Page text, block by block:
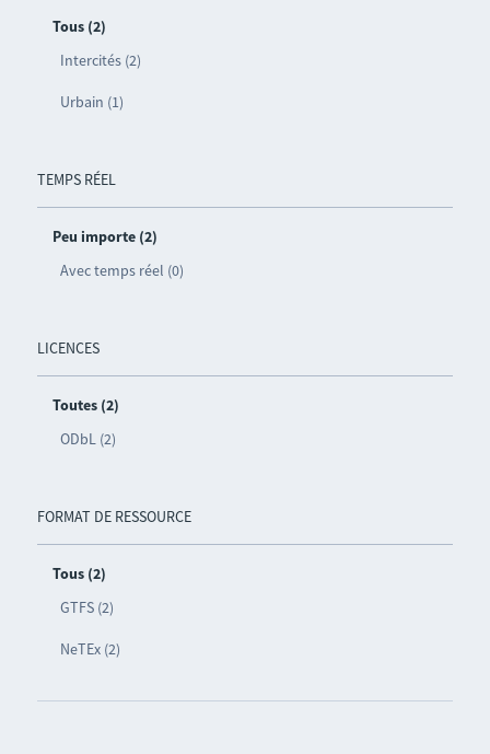
Tous (2)
Intercités (2)
Urbain (1)
TEMPS RÉEL
Peu importe (2)
Avec temps réel (0)
LICENCES
Toutes (2)
ODbL (2)
FORMAT DE RESSOURCE
Tous (2)
GTFS (2)
NeTEx (2)